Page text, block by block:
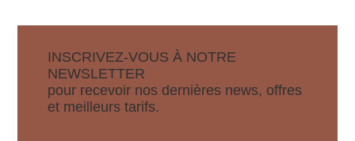
INSCRIVEZ-VOUS À NOTRE
NEWSLETTER
pour recevoir nos dernières news, offres
et meilleurs tarifs.